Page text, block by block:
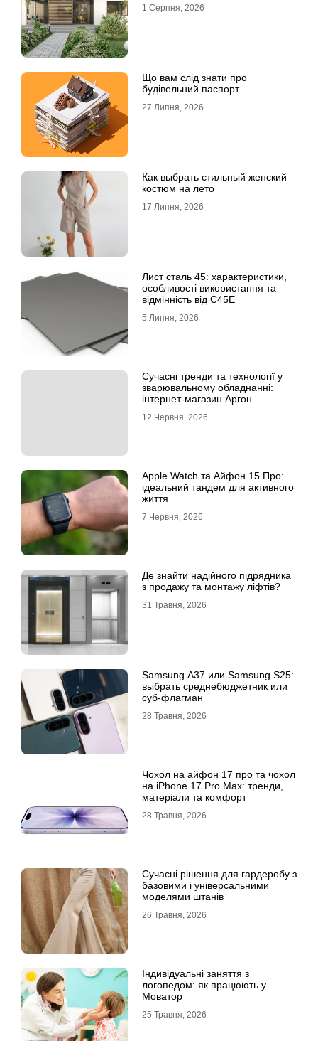
1 Серпня, 2026
Що вам слід знати про
будівельний паспорт
27 Липня, 2026
Как выбрать стильный женский
костюм на лето
17 Липня, 2026
Лист сталь 45: характеристики,
особливості використання та
відмінність від C45E
5 Липня, 2026
Сучасні тренди та технології у
зварювальному обладнанні:
інтернет-магазин Аргон
12 Червня, 2026
Apple Watch та Айфон 15 Про:
ідеальний тандем для активного
життя
7 Червня, 2026
Де знайти надійного підрядника
з продажу та монтажу ліфтів?
31 Травня, 2026
Samsung A37 или Samsung S25:
выбрать среднебюджетник или
суб-флагман
28 Травня, 2026
Чохол на айфон 17 про та чохол
на iPhone 17 Pro Max: тренди,
матеріали та комфорт
28 Травня, 2026
Сучасні рішення для гардеробу з
базовими і універсальними
моделями штанів
26 Травня, 2026
Індивідуальні заняття з
логопедом: як працюють у
Моватор
25 Травня, 2026